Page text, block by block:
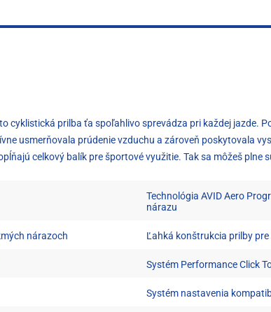
cyklistická prilba ťa spoľahlivo sprevádza pri každej jazde.
usmerňovala prúdenie vzduchu a zároveň poskytovala
celkový balík pre športové využitie. Tak sa môžeš plne
Technológia AVID Aero
nárazu
nárazoch Ľahká konštrukcia prilby
Systém Performance Click
Systém nastavenia